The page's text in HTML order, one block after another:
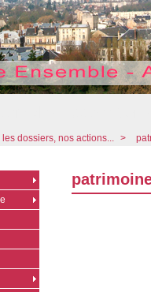
les dossiers, nos actions... >